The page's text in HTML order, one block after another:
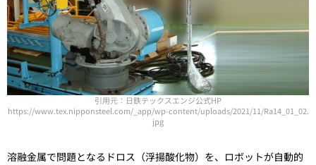
引用元：日鉄テックスエンジ公式HP
https://www.tex.nipponsteel.com/_app/wp-content/uploads/2021/11/Ra14_01_02.
jpg
溶融金属で問題となるドロス（浮揚酸化物）を、ロボットが自動的